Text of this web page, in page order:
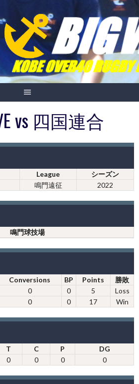
vs 四国連合
League
シーズン
鳴門遠征 2022
鳴門球技場
Conversions BP Points
勝敗
0 0 5
Loss
0 0 17 Win
T C P
DG
0
0 0 0